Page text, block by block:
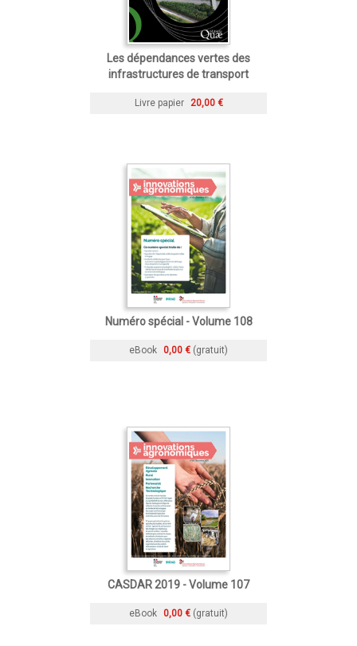
Les dépendances vertes des
infrastructures de transport
Livre papier 20,00 €
Numéro spécial - Volume 108
eBook 0,00 € (gratuit)
CASDAR 2019 - Volume 107
eBook 0,00 € (gratuit)